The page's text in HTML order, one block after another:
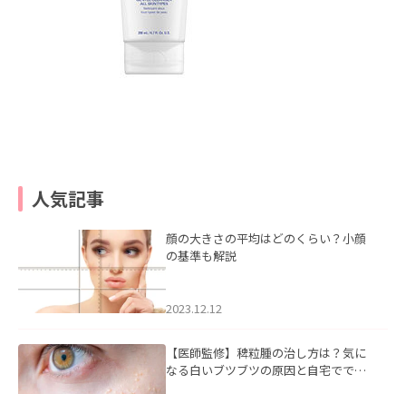
人気記事
顔の大きさの平均はどのくらい？小顔
の基準も解説
2023.12.12
【医師監修】稗粒腫の治し方は？気に
なる白いブツブツの原因と自宅ででき